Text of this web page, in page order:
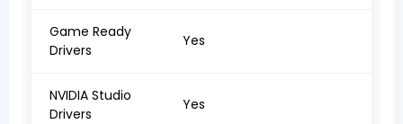
Game Ready
Drivers
Yes
NVIDIA Studio
Drivers
Yes